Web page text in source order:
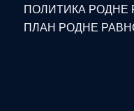
ПОЛИТИКА РОДНЕ
ПЛАН РОДНЕ